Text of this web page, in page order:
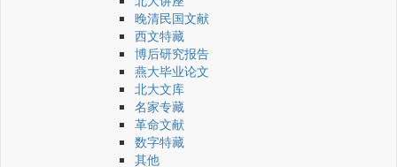
晚清民国文献
西文特藏
博后研究报告
燕大毕业论文
北大文库
名家专藏
革命文献
数字特藏
其他